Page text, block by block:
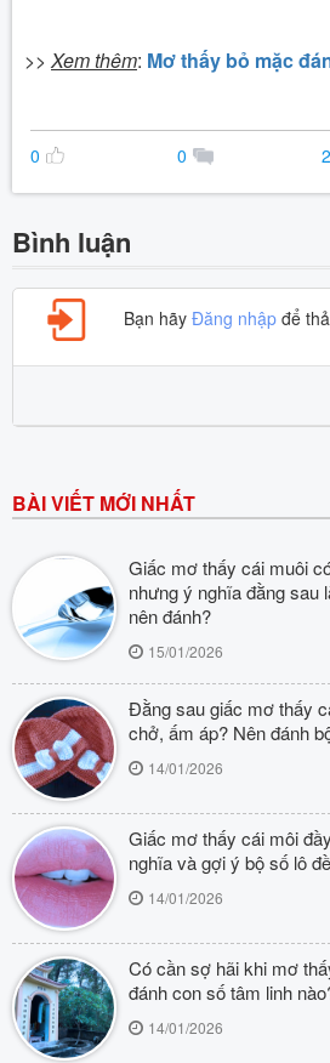
>>Xem thêm: Mơ thấy bỏ mặc
0 0
Bình luận
Bạn hãy Đăng nhập để
BÀI VIẾT MỚI NHẤT
Giấc mơ thấy cái muôi
nhưng ý nghĩa đằng sau
nên đánh?
15/01/2026
Đằng sau giấc mơ thấy
chở, ấm áp? Nên đánh
14/01/2026
Giấc mơ thấy cái môi
nghĩa và gợi ý bộ số lô
14/01/2026
Có cần sợ hãi khi mơ
đánh con số tâm linh
14/01/2026